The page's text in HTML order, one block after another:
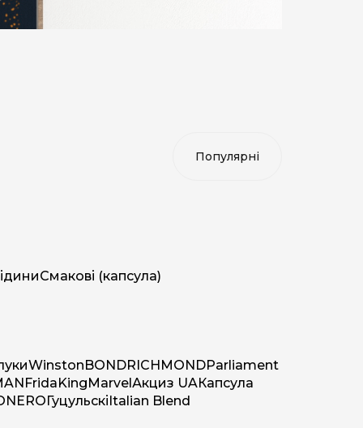
Смакові (капсула)
WinstonBONDRICHMONDParliament
FridaKingMarvelАкциз UAКапсула
NEROГуцульскіItalian Blend